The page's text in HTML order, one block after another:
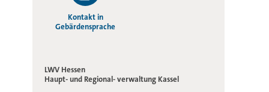
Kontakt in
Gebärdensprache
LWV Hessen
Haupt- und Regional-verwaltung Kassel